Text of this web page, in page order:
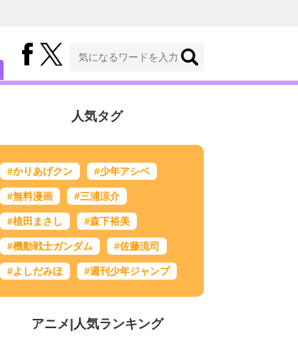
人気タグ
#かりあげクン #少年アシベ
#無料漫画 #三浦涼介
#植田まさし #森下裕美
#機動戦士ガンダム #佐藤流司
#よしだみほ #週刊少年ジャンプ
アニメ| 人気ランキング